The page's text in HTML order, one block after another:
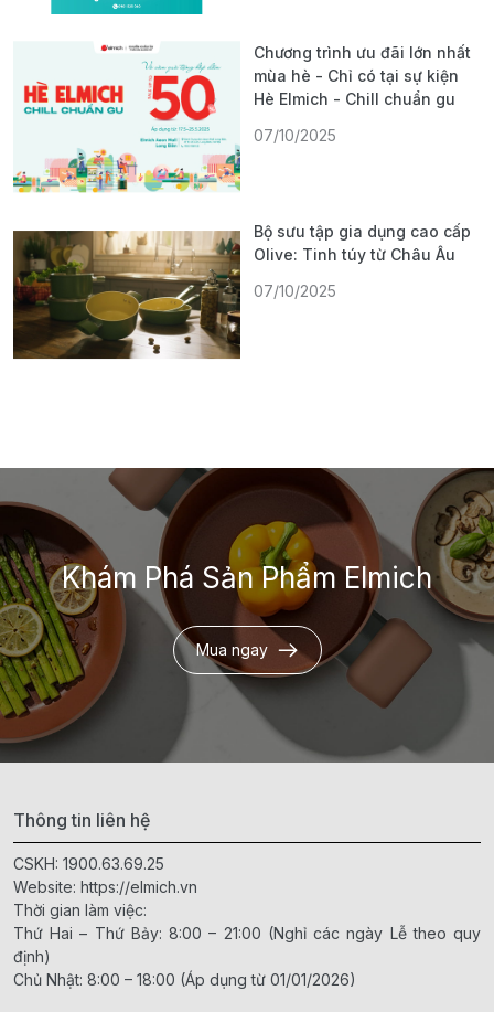
Chương trình ưu đãi lớn nhất
mùa hè - Chỉ có tại sự kiện
Hè Elmich - Chill chuẩn gu
07/10/2025
Bộ sưu tập gia dụng cao cấp
Olive: Tinh túy từ Châu Âu
07/10/2025
Khám Phá Sản Phẩm Elmich
Mua ngay
Thông tin liên hệ
CSKH: 1900.63.69.25
Website: https://elmich.vn
Thời gian làm việc:
Thứ Hai – Thứ Bảy: 8:00 – 21:00 (Nghỉ các ngày Lễ theo quy
định)
Chủ Nhật: 8:00 – 18:00 (Áp dụng từ 01/01/2026)